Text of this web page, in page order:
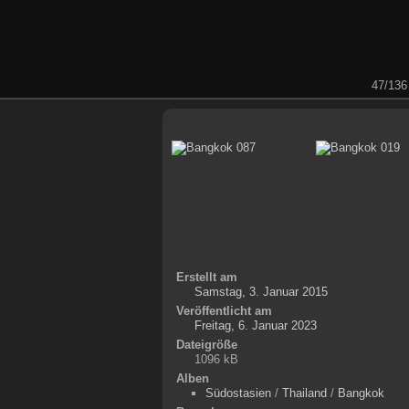
47/136
Erstellt am
Samstag, 3. Januar 2015
Veröffentlicht am
Freitag, 6. Januar 2023
Dateigröße
1096 kB
Alben
Südostasien /Thailand / Bangkok